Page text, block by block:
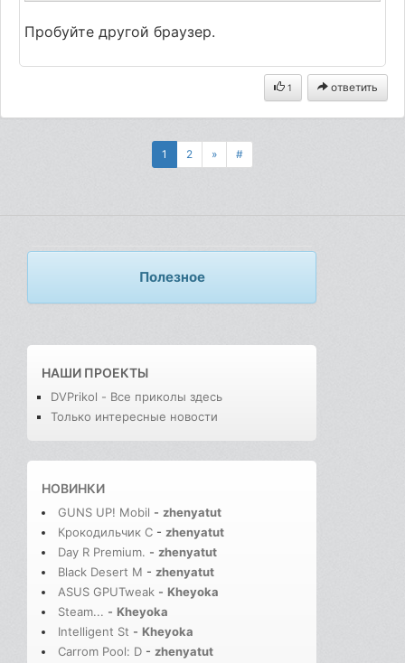
Пробуйте другой браузер.
1 ответить
1 2 » #
Полезное
НАШИ ПРОЕКТЫ
DVPrikol - Все приколы здесь
Только интересные новости
НОВИНКИ
GUNS UP! Mobil - zhenyatut
Крокодильчик С - zhenyatut
Day R Premium. - zhenyatut
Black Desert M - zhenyatut
ASUS GPUTweak - Kheyoka
Steam... - Kheyoka
Intelligent St - Kheyoka
Carrom Pool: D - zhenyatut